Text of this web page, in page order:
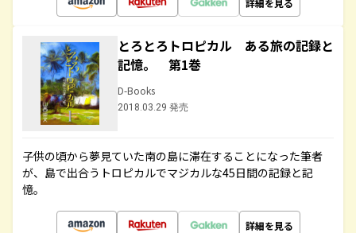
とろとろトロピカル ある旅の記録と
記憶。 第1巻
D-Books
2018.03.29 発売
子供の頃から夢見ていた南の島に滞在することになった筆者
が、島で出合うトロピカルでマジカルな45日間の記録と記
憶。
詳細を見る